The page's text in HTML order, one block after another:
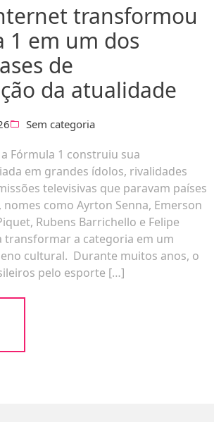
transformou
1 em um dos
de
da atualidade
Sem categoria
Fórmula 1 construiu sua
em grandes ídolos, rivalidades
televisivas que paravam países
como Ayrton Senna, Emerson
Rubens Barrichello e Felipe
transformar a categoria em um
cultural. Durante muitos anos, o
pelo esporte […]